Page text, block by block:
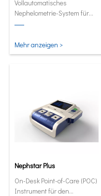
Vollautomatisches
Nephelometrie-System für
Labors mit mittlerer bis hoher
Mehr anzeigen >
Nephstar Plus
On-Desk Point-of-Care (POC)
Instrument für den